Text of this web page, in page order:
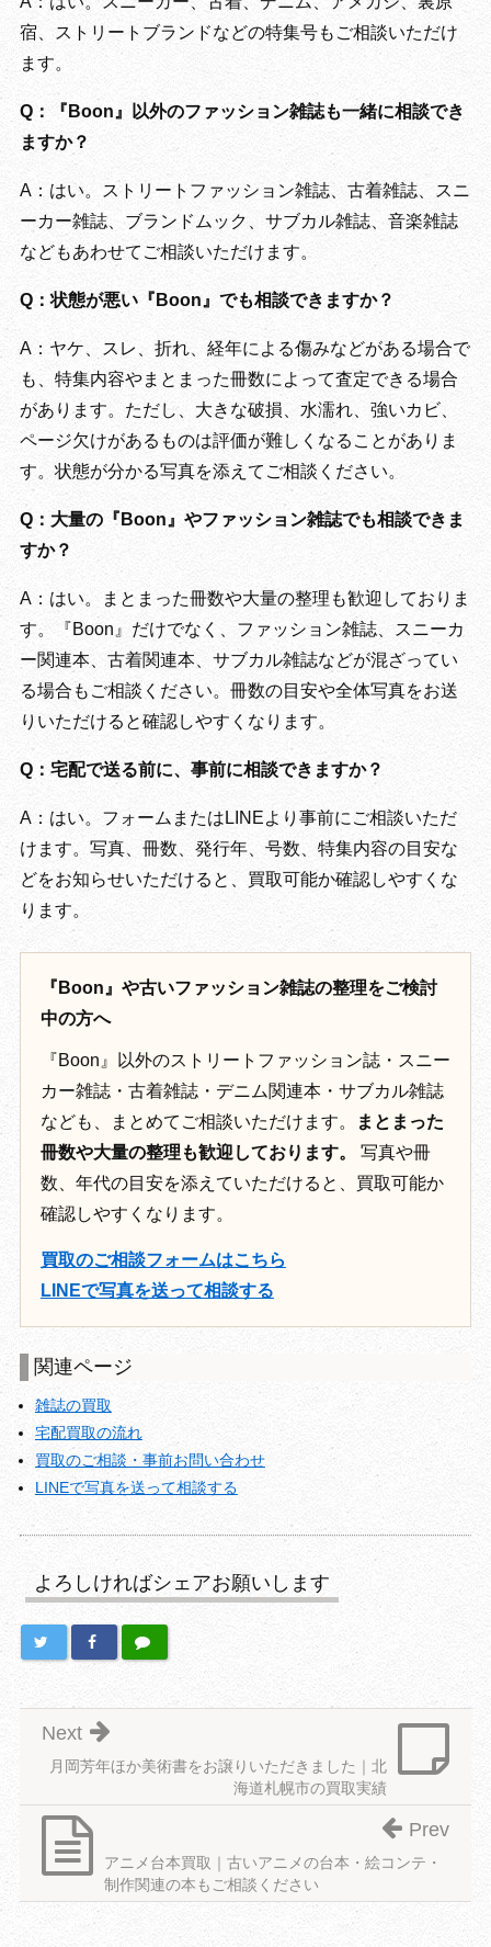
宿、ストリートブランドなどの特集号もご相談いただけ
ます。
Q：『Boon』以外のファッション雑誌も一緒に相談でき
ますか？
A：はい。ストリートファッション雑誌、古着雑誌、スニ
ーカー雑誌、ブランドムック、サブカル雑誌、音楽雑誌
などもあわせてご相談いただけます。
Q：状態が悪い『Boon』でも相談できますか？
A：ヤケ、スレ、折れ、経年による傷みなどがある場合で
も、特集内容やまとまった冊数によって査定できる場合
があります。ただし、大きな破損、水濡れ、強いカビ、
ページ欠けがあるものは評価が難しくなることがありま
す。状態が分かる写真を添えてご相談ください。
Q：大量の『Boon』やファッション雑誌でも相談できま
すか？
A：はい。まとまった冊数や大量の整理も歓迎しておりま
す。『Boon』だけでなく、ファッション雑誌、スニーカ
ー関連本、古着関連本、サブカル雑誌などが混ざってい
る場合もご相談ください。冊数の目安や全体写真をお送
りいただけると確認しやすくなります。
Q：宅配で送る前に、事前に相談できますか？
A：はい。フォームまたはLINEより事前にご相談いただ
けます。写真、冊数、発行年、号数、特集内容の目安な
どをお知らせいただけると、買取可能か確認しやすくな
ります。
『Boon』や古いファッション雑誌の整理をご検討
中の方へ
『Boon』以外のストリートファッション誌・スニー
カー雑誌・古着雑誌・デニム関連本・サブカル雑誌
なども、まとめてご相談いただけます。
まとまった
冊数や大量の整理も歓迎しております。
写真や冊
数、年代の目安を添えていただけると、買取可能か
確認しやすくなります。
買取のご相談フォームはこちら
LINEで写真を送って相談する
関連ページ
雑誌の買取
宅配買取の流れ
買取のご相談・事前お問い合わせ
LINEで写真を送って相談する
よろしければシェアお願いします
月岡芳年ほか美術書をお譲りいただきました｜北
海道札幌市の買取実績
Next
アニメ台本買取｜古いアニメの台本・絵コンテ・
制作関連の本もご相談ください
Prev